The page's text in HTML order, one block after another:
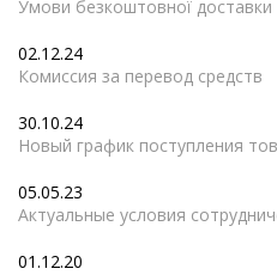
Умови безкоштовної доставки
02.12.24
Комиссия за перевод средств
30.10.24
Новый график поступления
05.05.23
Актуальные условия
01.12.20